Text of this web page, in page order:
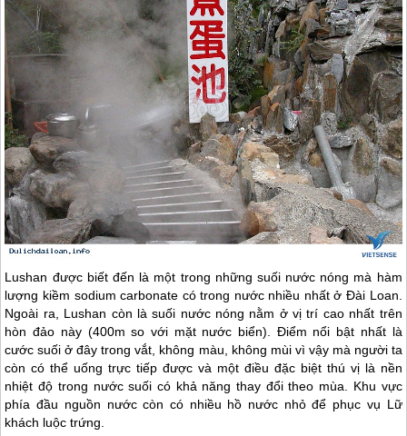
Lushan được biết đến là một trong những suối nước nóng mà hàm
lượng kiềm sodium carbonate có trong nước nhiều nhất ở Đài Loan
Ngoài ra, Lushan còn là suối nước nóng nằm ở vị trí cao nhất trên
hòn đảo này (400m so với mặt nước biển). Điểm nổi bật nhất là
cước suối ở đây trong vắt, không màu, không mùi vì vậy mà người ta
còn có thể uống trực tiếp được và một điều đặc biệt thú vị là nền
nhiệt độ trong nước suối có khả năng thay đổi theo mùa. Khu vực
phía đầu nguồn nước còn có nhiều hồ nước nhỏ để phục vụ Lữ
khách luộc trứng.